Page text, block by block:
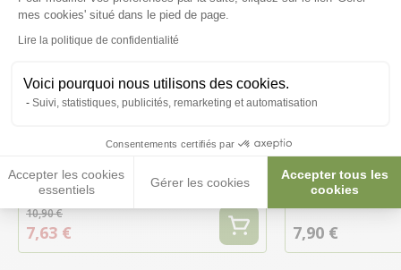
mes cookies' situé dans le pied de page.
Lire la politique de confidentialité
Voici pourquoi nous utilisons des cookies.
Suivi, statistiques, publicités, remarketing et automatisation
Consentements certifiés par
Accepter les cookies
essentiels
Gérer les cookies
Accepter tous les
cookies
Axeptio consent
-30%
Collier motif réfléchissant chien
taille S - Fidelami
10,90 €
7,63 €
Bande à LED
- Kerbl
7,90 €